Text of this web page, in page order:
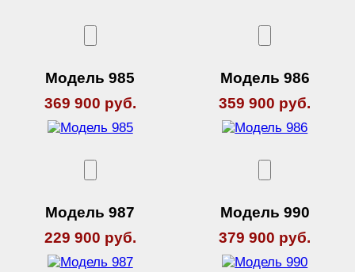
Модель 985
369 900 руб.
Модель 986
359 900 руб.
Модель 987
229 900 руб.
Модель 990
379 900 руб.